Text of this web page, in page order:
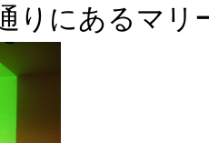
りにあるマリ